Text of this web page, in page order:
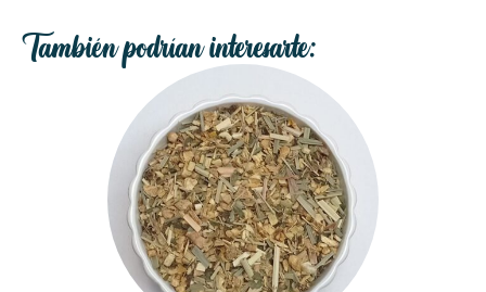
También podrían interesarte: